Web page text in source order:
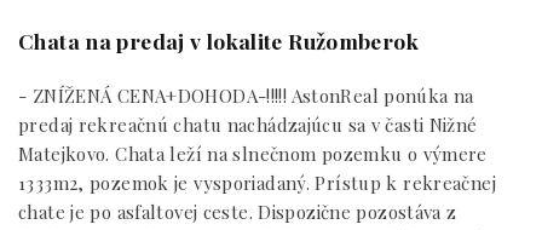
Chata na predaj v lokalite Ružomberok
- ZNÍŽENÁ CENA+DOHODA-!!!!! AstonReal ponúka na
predaj rekreačnú chatu nachádzajúcu sa v časti Nižné
Matejkovo. Chata leží na slnečnom pozemku o výmere
1333m2, pozemok je vysporiadaný. Prístup k rekreačnej
chate je po asfaltovej ceste. Dispozične pozostáva z